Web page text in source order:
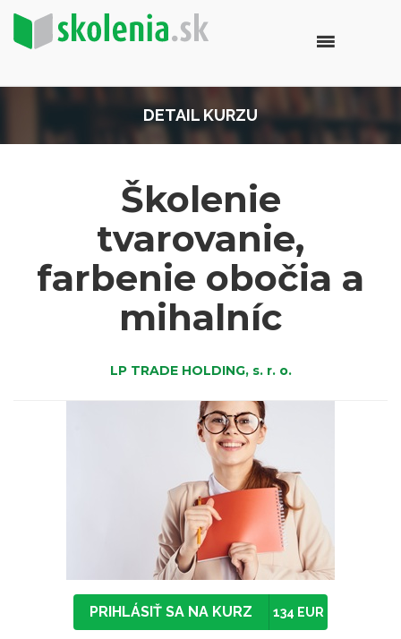
DETAIL KURZU
Školenie
tvarovanie,
farbenie obočia a
mihalníc
LP TRADE HOLDING, s. r. o.
PRIHLÁSIŤ SA NA KURZ 134 EUR